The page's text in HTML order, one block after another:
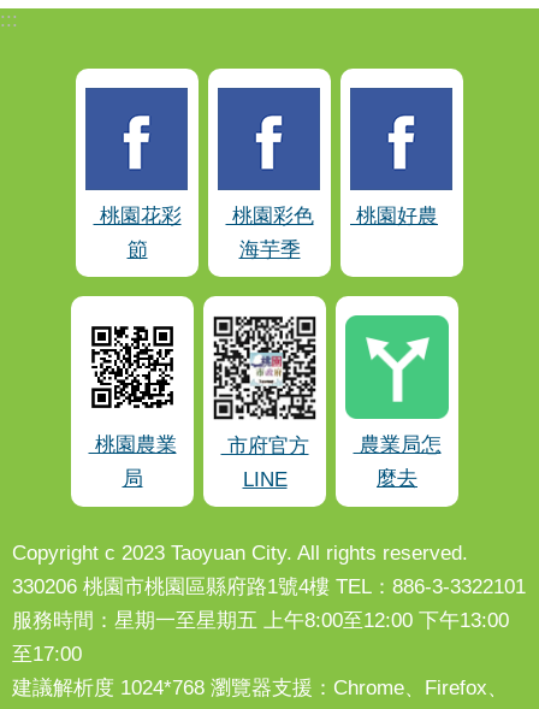
:::
桃園花彩
節
桃園彩色
海芋季
桃園好農
桃園農業
局
市府官方
LINE
農業局怎
麼去
Copyright c 2023 Taoyuan City. All rights reserved.
330206 桃園市桃園區縣府路1號4樓 TEL：886-3-3322101
服務時間：星期一至星期五 上午8:00至12:00 下午13:00
至17:00
建議解析度 1024*768 瀏覽器支援：Chrome、Firefox、